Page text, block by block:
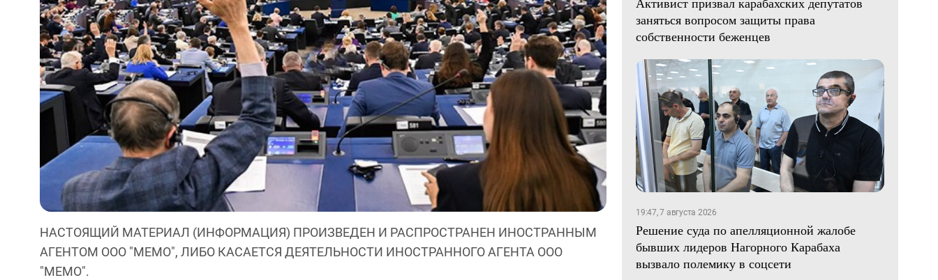
НАСТОЯЩИЙ МАТЕРИАЛ (ИНФОРМАЦИЯ) ПРОИЗВЕДЕН И РАСПРОСТРАНЕН ИНОСТРАННЫМ
АГЕНТОМ ООО "МЕМО", ЛИБО КАСАЕТСЯ ДЕЯТЕЛЬНОСТИ ИНОСТРАННОГО АГЕНТА ООО
"МЕМО".
заняться вопросом защиты права
собственности беженцев
19:47, 7 августа 2026
Решение суда по апелляционной жалобе
бывших лидеров Нагорного Карабаха
вызвало полемику в соцсети